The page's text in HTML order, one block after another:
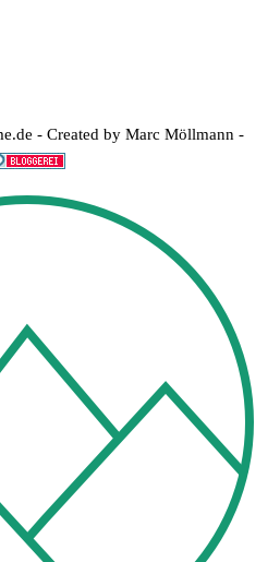
- Created by Marc Möllmann -